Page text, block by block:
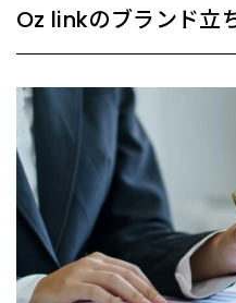
Oz linkのブランド立